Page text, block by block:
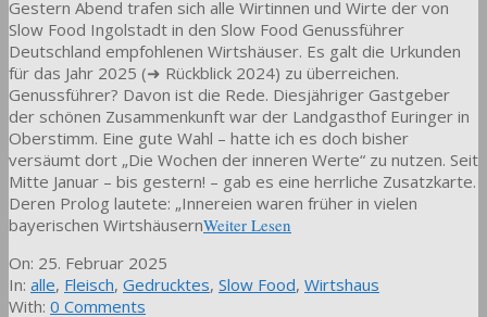
Gestern Abend trafen sich alle Wirtinnen und Wirte der von
Slow Food Ingolstadt in den Slow Food Genussführer
Deutschland empfohlenen Wirtshäuser. Es galt die Urkunden
für das Jahr 2025 (➜ Rückblick 2024) zu überreichen.
Genussführer? Davon ist die Rede. Diesjähriger Gastgeber
der schönen Zusammenkunft war der Landgasthof Euringer in
Oberstimm. Eine gute Wahl – hatte ich es doch bisher
versäumt dort „Die Wochen der inneren Werte“ zu nutzen. Seit
Mitte Januar – bis gestern! – gab es eine herrliche Zusatzkarte.
Deren Prolog lautete: „Innereien waren früher in vielen
bayerischen WirtshäusernWeiter Lesen
2025-
02-
25
On: 25. Februar 2025
In: alle, Fleisch, Gedrucktes, Slow Food, Wirtshaus
With: 0 Comments